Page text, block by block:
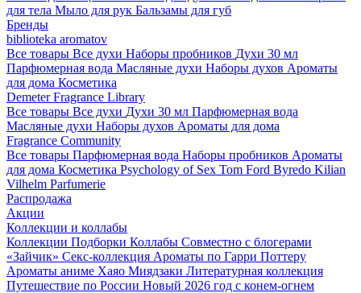
для тела Мыло для рук Бальзамы для губ
Бренды
biblioteka aromatov
Все товары Все духи Наборы пробников Духи 30 мл
Парфюмерная вода Масляные духи Наборы духов Ароматы
для дома Косметика
Demeter Fragrance Library
Все товары Все духи Духи 30 мл Парфюмерная вода
Масляные духи Наборы духов Ароматы для дома
Fragrance Community
Все товары Парфюмерная вода Наборы пробников Ароматы
для дома Косметика Psychology of Sex Tom Ford Byredo Kilian
Vilhelm Parfumerie
Распродажа
Акции
Коллекции и коллабы
Коллекции Подборки Коллабы Совместно с блогерами
«Зайчик» Секс-коллекция Ароматы по Гарри Поттеру
Ароматы аниме Хаяо Миядзаки Литературная коллекция
Путешествие по России Новый 2026 год с конем-огнем